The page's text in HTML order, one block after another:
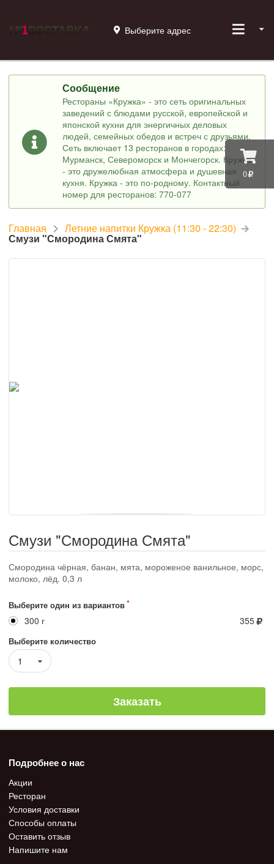
0
Выберите адрес
Сообщение
Рестораны «Кружка» - это сеть оригинальных
заведений с блюдами русской, европейской и
японской кухни для энергичных деловых
людей, семейных обедов и встреч с друзьями.
Сеть включает 13 ресторанов в городах:
Мурманск, Североморск и Мончегорск. Кружка
- это дружелюбная атмосфера и душевная
кухня. Кружка - это по-родному. Контактный
номер для ресторанов: 770-077
Главная Летние напитки Кружка (11:30 - 22:30)
Смузи "Смородина Смята"
Смузи "Смородина Смята"
Смородина чёрная, банан, мята, мороженое ванильное, морс,
молоко, лёд. 0,3 л
Выберите один из вариантов
300 г 355
Выберите количество
1
Заказать
Подробнее о нас
Акции
Ресторан
Условия доставки
Способы оплаты
Оставить отзыв
Напишите нам